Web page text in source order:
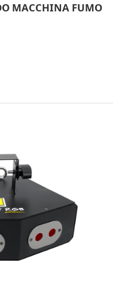
MACCHINA FUMO